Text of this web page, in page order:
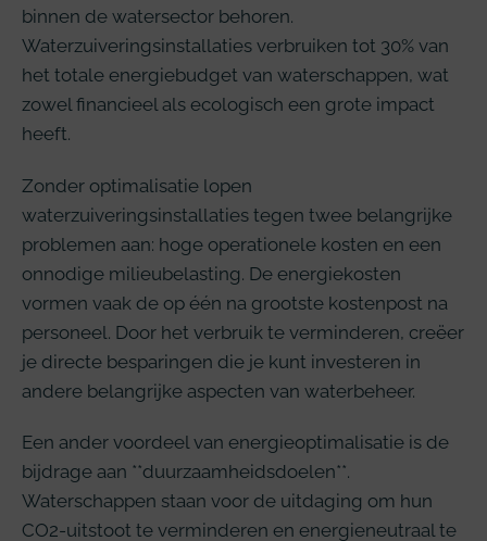
binnen de watersector behoren.
Waterzuiveringsinstallaties verbruiken tot 30% van
het totale energiebudget van waterschappen, wat
zowel financieel als ecologisch een grote impact
heeft.
Zonder optimalisatie lopen
waterzuiveringsinstallaties tegen twee belangrijke
problemen aan: hoge operationele kosten en een
onnodige milieubelasting. De energiekosten
vormen vaak de op één na grootste kostenpost na
personeel. Door het verbruik te verminderen, creëer
je directe besparingen die je kunt investeren in
andere belangrijke aspecten van waterbeheer.
Een ander voordeel van energieoptimalisatie is de
bijdrage aan **duurzaamheidsdoelen**.
Waterschappen staan voor de uitdaging om hun
CO2-uitstoot te verminderen en energieneutraal te